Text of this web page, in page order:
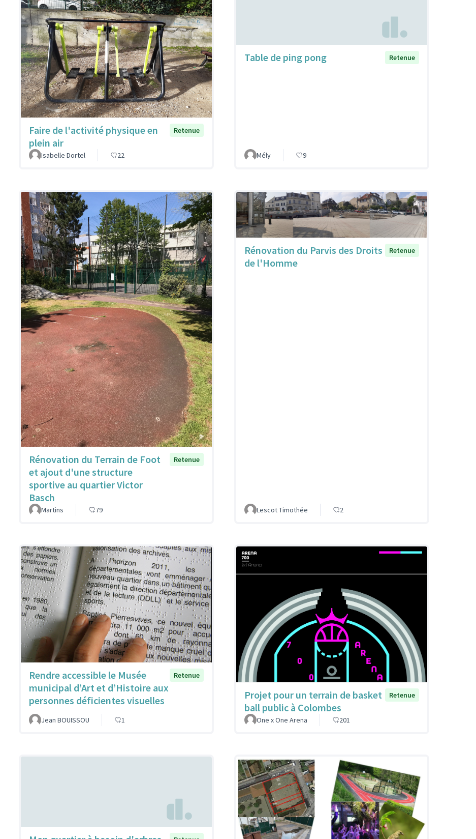
Faire de l'activité physique en
plein air
Retenue
Isabelle Dortel 22
Table de ping pong Retenue
Mély 9
Rénovation du Terrain de Foot
et ajout d'une structure
sportive au quartier Victor
Basch
Retenue
Martins 79
Rénovation du Parvis des Droits
de l'Homme
Retenue
Lescot Timothée 2
Rendre accessible le Musée
municipal d’Art et d’Histoire aux
personnes déficientes visuelles
Retenue
Jean BOUISSOU 1
Projet pour un terrain de basket
ball public à Colombes
Retenue
One x One Arena 201